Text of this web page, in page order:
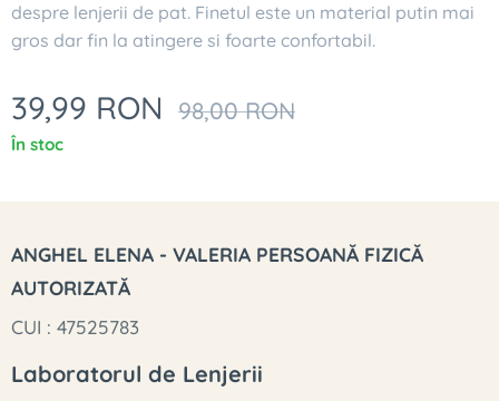
despre lenjerii de pat. Finetul este un material putin mai
gros dar fin la atingere si foarte confortabil.
39,99 RON 98,00RON
În stoc
ANGHEL ELENA - VALERIA PERSOANĂ FIZICĂ
AUTORIZATĂ
CUI : 47525783
Laboratorul de Lenjerii